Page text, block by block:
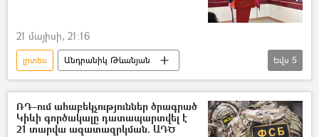
21 մայիսի, 21:16
լրտես
Անդրանիկ Թևանյան
լրտեսություն
Գործակալ
ՀՀ քննչական կոմիտե
քարոզարշավ
Ընտրություններ
Եվս 5
ՌԴ–ում ահաբեկչություններ ծրագրած
Կիևի գործակալը դատապարտվել է
21 տարվա ազատազրկման. ԱԴԾ